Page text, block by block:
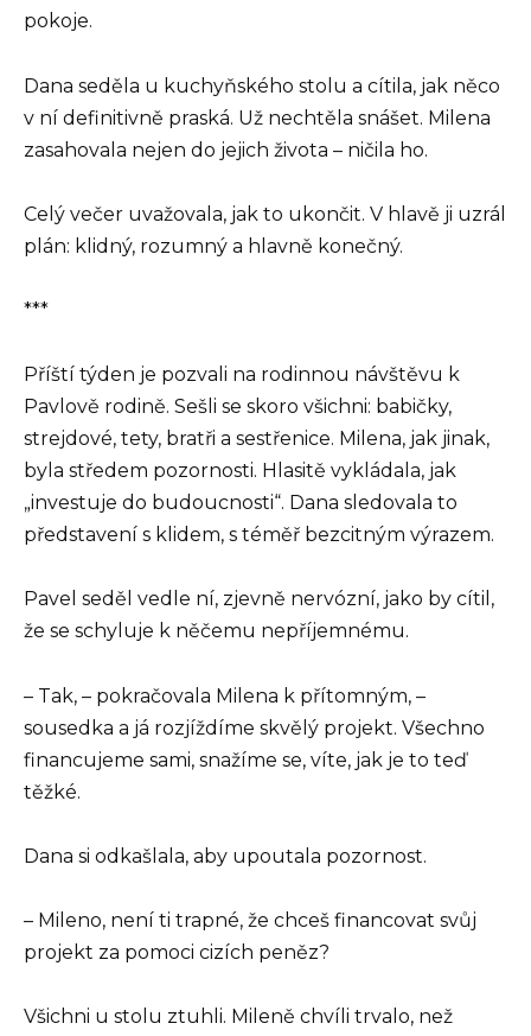
pokoje.
Dana seděla u kuchyňského stolu a cítila, jak něco
v ní definitivně praská. Už nechtěla snášet. Milena
zasahovala nejen do jejich života – ničila ho.
Celý večer uvažovala, jak to ukončit. V hlavě ji uzrál
plán: klidný, rozumný a hlavně konečný.
***
Příští týden je pozvali na rodinnou návštěvu k
Pavlově rodině. Sešli se skoro všichni: babičky,
strejdové, tety, bratři a sestřenice. Milena, jak jinak,
byla středem pozornosti. Hlasitě vykládala, jak
„investuje do budoucnosti“. Dana sledovala to
představení s klidem, s téměř bezcitným výrazem.
Pavel seděl vedle ní, zjevně nervózní, jako by cítil,
že se schyluje k něčemu nepříjemnému.
– Tak, – pokračovala Milena k přítomným, –
sousedka a já rozjíždíme skvělý projekt. Všechno
financujeme sami, snažíme se, víte, jak je to teď
těžké.
Dana si odkašlala, aby upoutala pozornost.
– Mileno, není ti trapné, že chceš financovat svůj
projekt za pomoci cizích peněz?
Všichni u stolu ztuhli. Mileně chvíli trvalo, než